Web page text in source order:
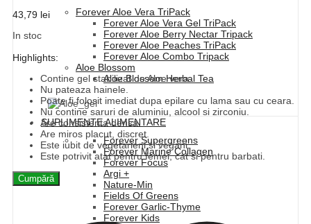
Forever Aloe Vera TriPack
Forever Aloe Vera Gel TriPack
Forever Aloe Berry Nectar Tripack
Forever Aloe Peaches TriPack
Forever Aloe Combo Tripack
Aloe Blossom
Aloe Blossom Herbal Tea
SUPLIMENTE ALIMENTARE
Forever Supergreens
Forever Marine Collagen
Forever Focus
Argi +
Nature-Min
Fields Of Greens
Forever Garlic-Thyme
Forever Kids
43,79 lei
In stoc
Highlights:
Contine gel stabilizat de Aloe vera.
Nu pateaza hainele.
Poate fi folosit imediat dupa epilare cu lama sau cu ceara.
Nu contine saruri de aluminiu, alcool si zirconiu.
Are consistenta densa.
Are miros placut, discret.
Este iubit de vegetarieni si vegani.
Este potrivit atat pentru femei, cat si pentru barbati.
Cumpără